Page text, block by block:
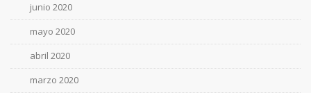
junio 2020
mayo 2020
abril 2020
marzo 2020